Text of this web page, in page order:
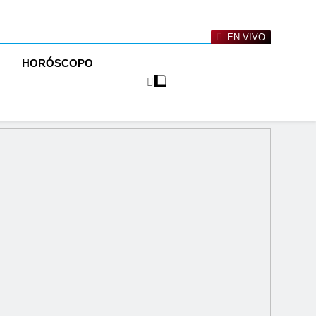
EN VIVO
HORÓSCOPO